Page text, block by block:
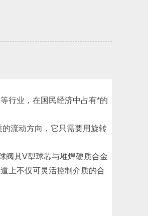
行业，在国民经济中占有*的
流动方向，它只需要用旋转
阀其V型球芯与堆焊硬质合金
上不仅可灵活控制介质的合